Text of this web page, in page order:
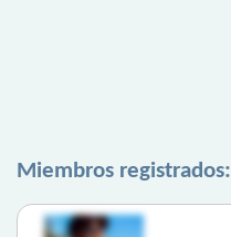
Miembros registrados: